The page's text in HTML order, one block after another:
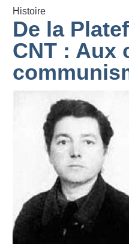
Histoire
De la
CNT : Aux